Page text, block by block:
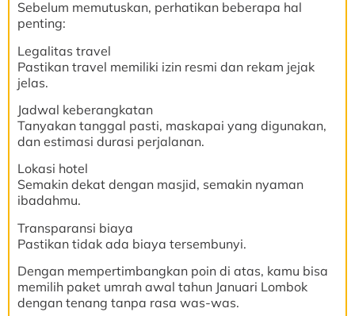
Sebelum memutuskan, perhatikan beberapa hal
penting:
Legalitas travel
Pastikan travel memiliki izin resmi dan rekam jejak
jelas.
Jadwal keberangkatan
Tanyakan tanggal pasti, maskapai yang digunakan,
dan estimasi durasi perjalanan.
Lokasi hotel
Semakin dekat dengan masjid, semakin nyaman
ibadahmu.
Transparansi biaya
Pastikan tidak ada biaya tersembunyi.
Dengan mempertimbangkan poin di atas, kamu bisa
memilih paket umrah awal tahun Januari Lombok
dengan tenang tanpa rasa was-was.